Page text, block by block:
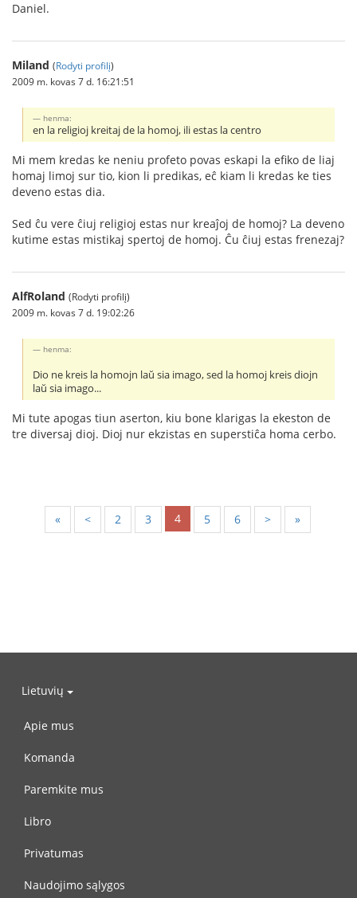
Daniel.
Miland (Rodyti profilį)
2009 m. kovas 7 d. 16:21:51
henma:
en la religioj kreitaj de la homoj, ili estas la centro
Mi mem kredas ke neniu profeto povas eskapi la efiko de liaj
homaj limoj sur tio, kion li predikas, eĉ kiam li kredas ke ties
deveno estas dia.
Sed ĉu vere ĉiuj religioj estas nur kreaĵoj de homoj? La deveno
kutime estas mistikaj spertoj de homoj. Ĉu ĉiuj estas frenezaj?
AlfRoland (Rodyti profilį)
2009 m. kovas 7 d. 19:02:26
henma:
Dio ne kreis la homojn laŭ sia imago, sed la homoj kreis diojn
laŭ sia imago...
Mi tute apogas tiun aserton, kiu bone klarigas la ekeston de
tre diversaj dioj. Dioj nur ekzistas en superstiĉa homa cerbo.
« < 2 3 4 5 6 > »
Lietuvių
Apie mus
Komanda
Paremkite mus
Libro
Privatumas
Naudojimo sąlygos